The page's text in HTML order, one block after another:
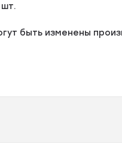
шт.
быть изменены